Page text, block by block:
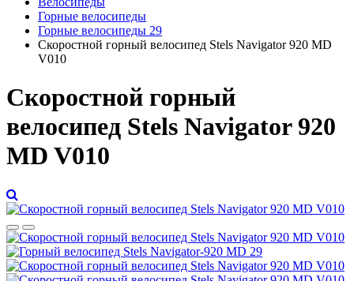
Горные велосипеды
Горные велосипеды 29
Скоростной горный велосипед Stels Navigator 920 MD
V010
Скоростной горный
велосипед Stels Navigator 920
MD V010